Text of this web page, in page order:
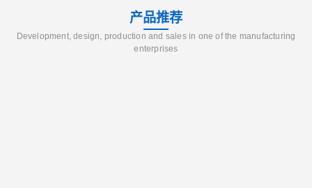
产品推荐
Development, design, production and sales in one of the manufacturing
enterprises